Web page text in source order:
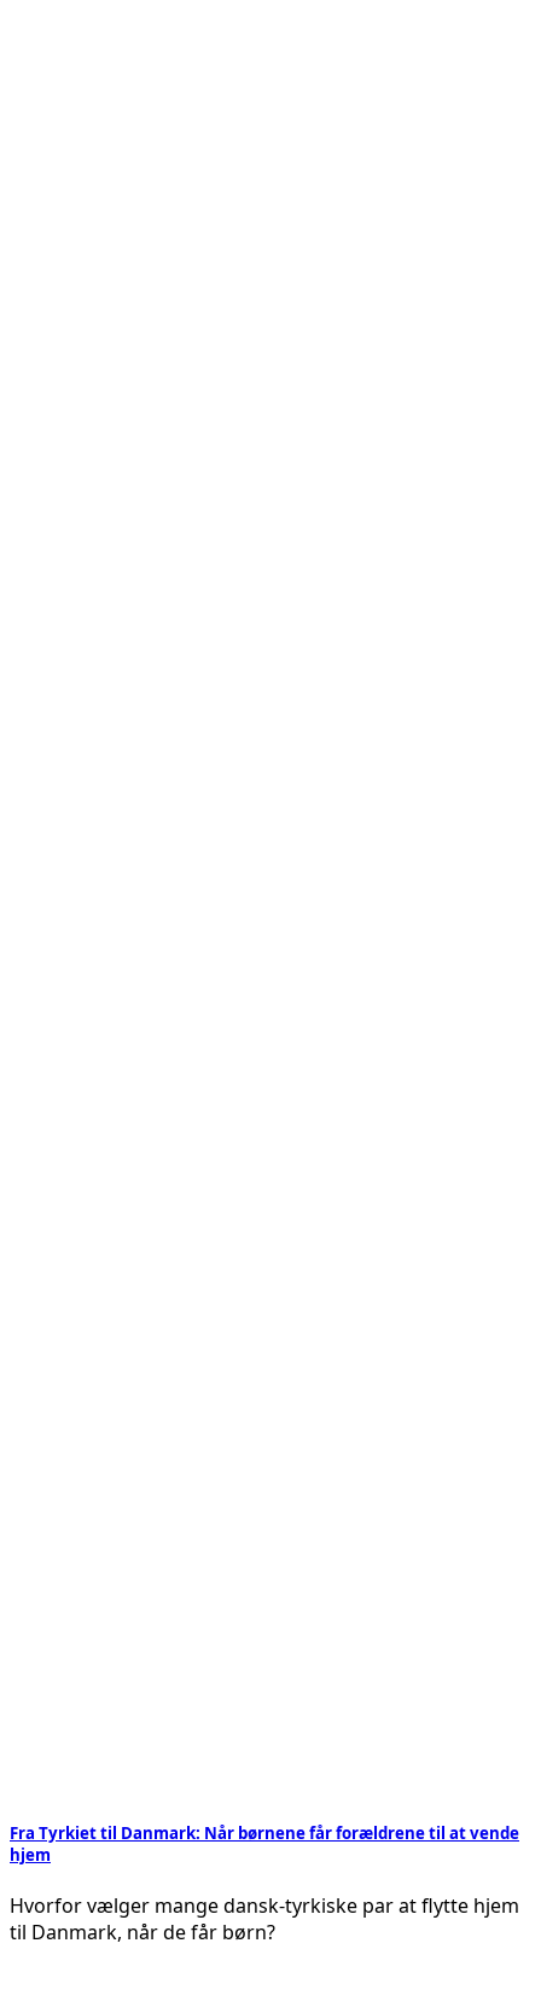
Fra Tyrkiet til Danmark: Når børnene får forældrene til at vende
hjem
Hvorfor vælger mange dansk-tyrkiske par at flytte hjem
til Danmark, når de får børn?